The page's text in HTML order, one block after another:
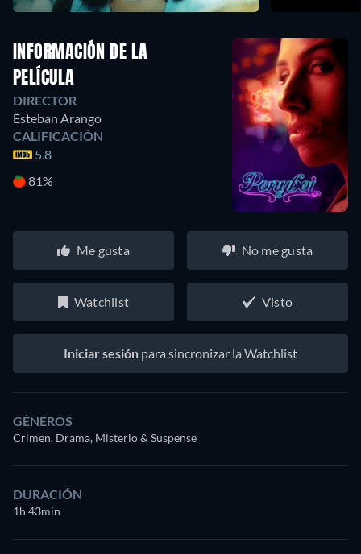
INFORMACIÓN DE LA
PELÍCULA
DIRECTOR
Esteban Arango
CALIFICACIÓN
5.8
81%
Me gusta No me gusta
Watchlist Visto
Iniciar sesión para sincronizar la Watchlist
GÉNEROS
Crimen, Drama, Misterio & Suspense
DURACIÓN
1h 43min